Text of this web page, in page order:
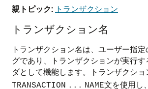
親トピック: トランザクション
トランザクション名
トランザクション名は、ユーザー指
グであり、トランザクションが実行
ダとして機能します。トランザクシ
TRANSACTION ... NAME文を使用し